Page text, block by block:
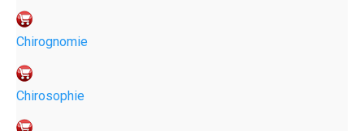
Chirognomie
Chirosophie